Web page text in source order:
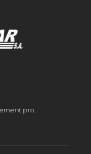
pro.